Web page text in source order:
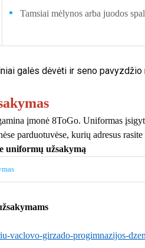
Tamsiai mėlynos arba juodos
galės dėvėti ir seno
įmonė 8ToGo. Uniformas
parduotuvėse, kurių adresus rasite
uniformų užsakymą
vaclovo-girzado-progimnazijos-